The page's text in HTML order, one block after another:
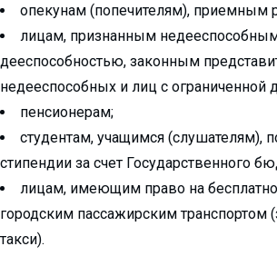
опекунам (попечителям), приемным
лицам, признанным
дееспособностью, законным
недееспособных и лиц с ограниченной
пенсионерам;
студентам, учащимся (слушателям),
стипендии за счет Государственного
лицам, имеющим право на
городским пассажирским транспортом
такси).